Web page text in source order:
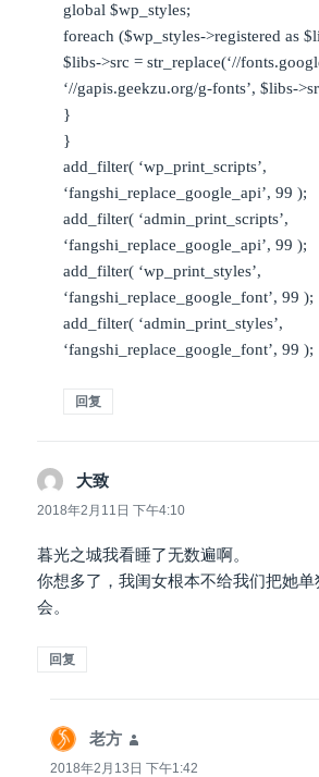
global $wp_styles;
foreach ($wp_styles->registered as
$libs->src = str_replace(‘//
‘//gapis.geekzu.org/g-fonts’, $libs-
}
}
add_filter( ‘wp_print_scripts’,
‘fangshi_replace_google_api’, 99 );
add_filter( ‘admin_print_scripts’,
‘fangshi_replace_google_api’, 99 );
add_filter( ‘wp_print_styles’,
‘fangshi_replace_google_font’, 99 );
add_filter( ‘admin_print_styles’,
‘fangshi_replace_google_font’, 99 );
回复
大致
道：
2018年2月11日 下午4:10
暮光之城我看睡了无数遍啊。
你想多了，我闺女根本不给我们把她
会。
回复
老方
道：
2018年2月13日 下午1:42